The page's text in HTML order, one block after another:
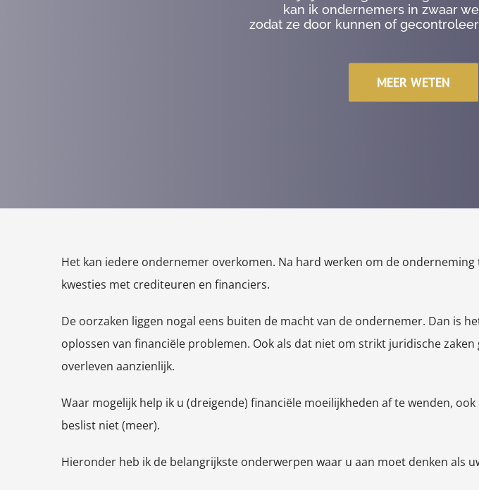
kan ik ondernemers in zwaar
zodat ze door kunnen of
MEER WETEN
Het kan iedere ondernemer overkomen. Na hard werken om de
kwesties met crediteuren en financiers.
De oorzaken liggen nogal eens buiten de macht van de ondernemer. Dan is
oplossen van financiële problemen. Ook als dat niet om strikt juridische
overleven aanzienlijk.
Waar mogelijk help ik u (dreigende) financiële moeilijkheden af te wenden,
beslist niet (meer).
Hieronder heb ik de belangrijkste onderwerpen waar u aan moet denken als